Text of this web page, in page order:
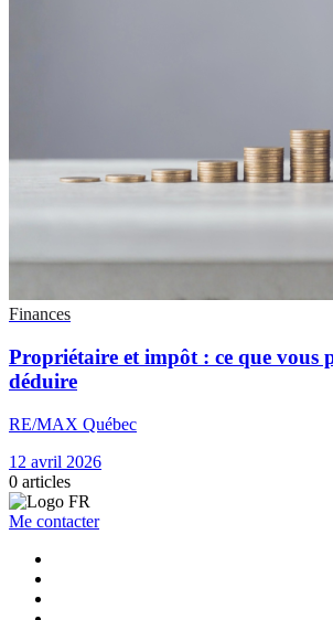
Finances
Propriétaire et impôt : ce que vous
déduire
RE/MAX Québec
12 avril 2026
0 articles
Me contacter